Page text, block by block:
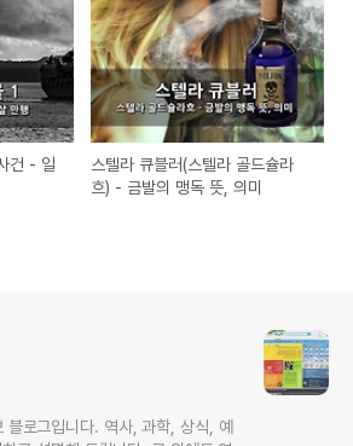
건 - 일
스텔라 큐블러(스텔라 골드슐라
흐) - 금발의 맹독 뜻, 의미
블로그입니다. 역사, 과학, 상식, 예